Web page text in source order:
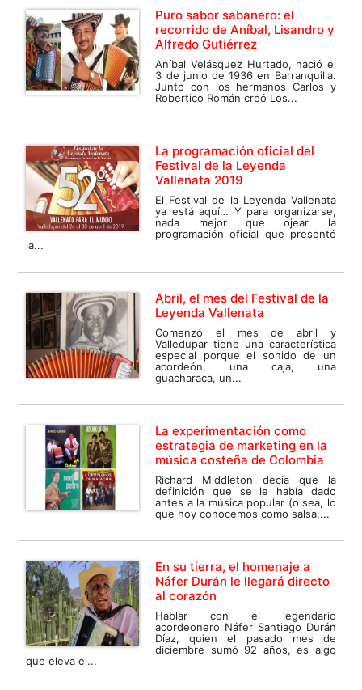
Puro sabor sabanero: el
recorrido de Aníbal, Lisandro y
Alfredo Gutiérrez
Aníbal Velásquez Hurtado, nació el
3 de junio de 1936 en Barranquilla.
Junto con los hermanos Carlos y
Robertico Román creó Los...
La programación oficial del
Festival de la Leyenda
Vallenata 2019
El Festival de la Leyenda Vallenata
ya está aquí… Y para organizarse,
nada mejor que ojear la
programación oficial que presentó
la...
Abril, el mes del Festival de la
Leyenda Vallenata
Comenzó el mes de abril y
Valledupar tiene una característica
especial porque el sonido de un
acordeón, una caja, una
guacharaca, un...
La experimentación como
estrategia de marketing en la
música costeña de Colombia
Richard Middleton decía que la
definición que se le había dado
antes a la música popular (o sea, lo
que hoy conocemos como salsa,...
En su tierra, el homenaje a
Náfer Durán le llegará directo
al corazón
Hablar con el legendario
acordeonero Náfer Santiago Durán
Díaz, quien el pasado mes de
diciembre sumó 92 años, es algo
que eleva el...